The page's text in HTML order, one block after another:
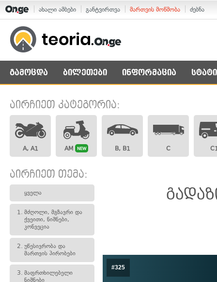
ახალი ამბები განტვირთვა მართვის მოწმობა ძებნა
გამოცდა ბილეთები ინფორმაცია
აირჩიეთ კატეგორია:
A, A1 AM NEW B, B1 C
აირჩიეთ თემა:
ყველა
1. მძღოლი, მგზავრი და
ქვეითი, ნიშნები,
კონვეცია
2. უწესივრობა და
მართვის პირობები
3. მაფრთხილებელი
ნიშნები
#325